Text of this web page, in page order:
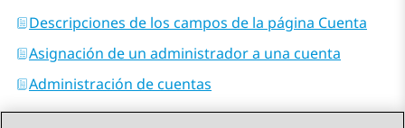
Descripciones de los campos de la página Cuenta
Asignación de un administrador a una cuenta
Administración de cuentas